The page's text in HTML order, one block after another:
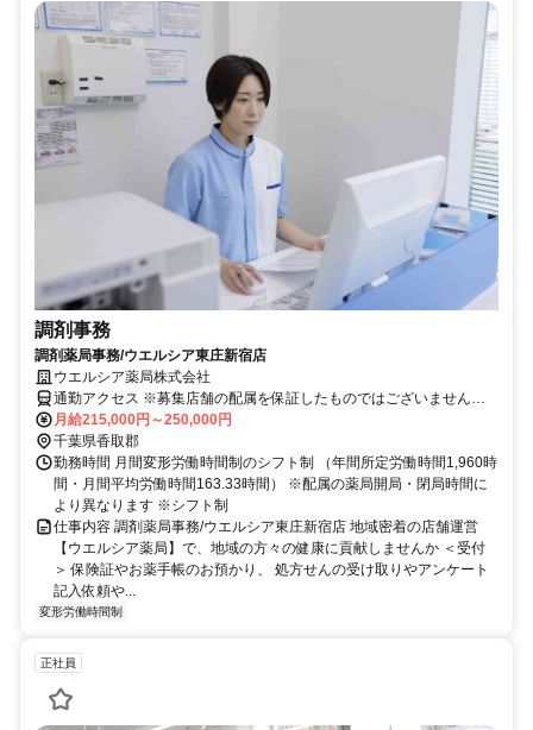
調剤事務
調剤薬局事務/ウエルシア東庄新宿店
ウエルシア薬局株式会社
通勤アクセス ※募集店舗の配属を保証したものではございませんの
で予めご了承ください ※配属店舗は上記店舗以外の可能性がござい
ます ※勤務店舗の指定は出来かねます。 勤務区分を下記の３つから
選択 ＜エリア職＞ 原則として転居を伴う異動はございません。 自宅
から50km圏内、通勤片道90分圏内での配属店舗となります。 ＜リー
ジョナル職＞ 異動の範囲は本拠地とその隣接県または直線距離で概
ね100km以内 ※社宅制度・赴任手当制度あり ＜ナショナル職＞ 全国
の店舗への異動あり ※社宅制度・赴任手当制度あり
月給215,000円～250,000円
千葉県香取郡
勤務時間 月間変形労働時間制のシフト制 （年間所定労働時間1,960時
間・月間平均労働時間163.33時間） ※配属の薬局開局・閉局時間に
より異なります ※シフト制
仕事内容 調剤薬局事務/ウエルシア東庄新宿店 地域密着の店舗運営
【ウエルシア薬局】で、地域の方々の健康に貢献しませんか ＜受付
＞ 保険証やお薬手帳のお預かり、 処方せんの受け取りやアンケート
記入依頼や...
変形労働時間制
正社員